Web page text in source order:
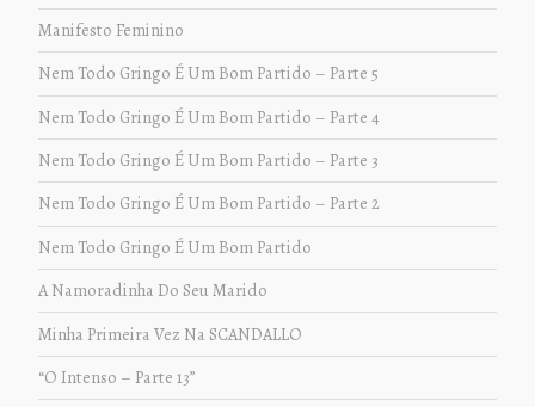
Manifesto Feminino
Nem Todo Gringo É Um Bom Partido – Parte 5
Nem Todo Gringo É Um Bom Partido – Parte 4
Nem Todo Gringo É Um Bom Partido – Parte 3
Nem Todo Gringo É Um Bom Partido – Parte 2
Nem Todo Gringo É Um Bom Partido
A Namoradinha Do Seu Marido
Minha Primeira Vez Na SCANDALLO
“O Intenso – Parte 13”